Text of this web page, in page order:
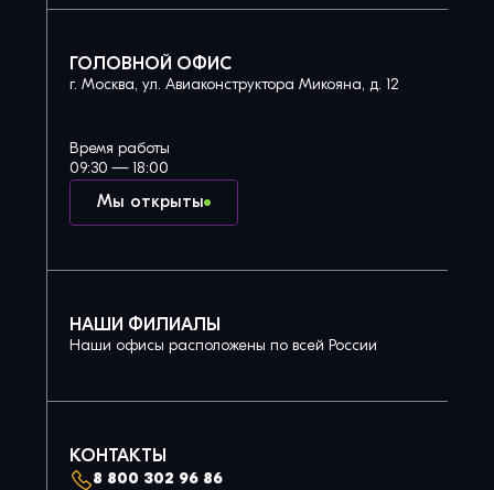
ГОЛОВНОЙ ОФИС
г. Москва, ул. Авиаконструктора Микояна, д. 12
Мы открыты
Время работы
09:30 — 18:00
НАШИ ФИЛИАЛЫ
Наши офисы расположены по всей России
КОНТАКТЫ
8 800 302 96 86